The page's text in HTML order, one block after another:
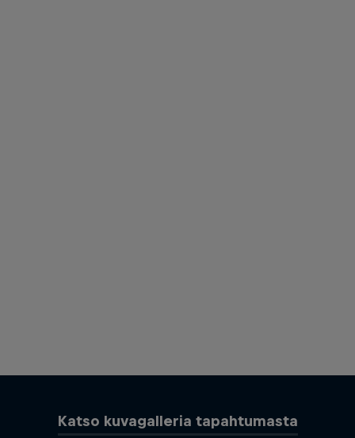
Red Bull Off The Dock - PW/S Vispilä
Katso kuvagalleria tapahtumasta